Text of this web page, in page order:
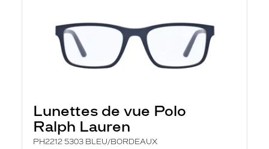
Lunettes de vue Polo
Ralph Lauren
PH2212 5303 BLEU/BORDEAUX